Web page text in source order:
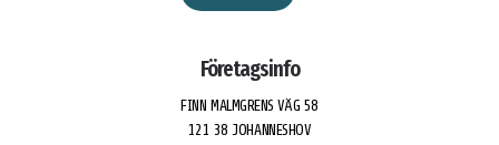
Företagsinfo
FINN MALMGRENS VÄG 58
121 38 JOHANNESHOV